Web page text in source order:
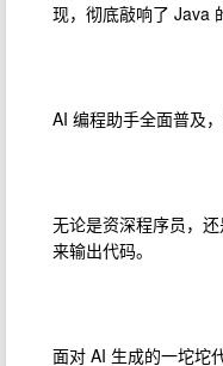
现，彻底敲响了 Java
AI 编程助手全面普及
无论是资深程序员，
来输出代码。
面对 AI 生成的一坨坨